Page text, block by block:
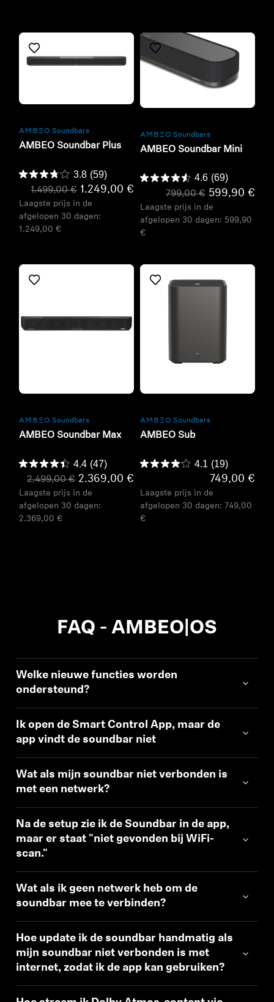
-AMBEO- Soundbars
AMBEO Soundbar Plus
3.8 (59)
1.499,00 € 1.249,00 €
Laagste prijs in de
afgelopen 30 dagen:
1.249,00 €
-AMBEO- Soundbars
AMBEO Soundbar Mini
4.6 (69)
799,00 € 599,90 €
Laagste prijs in de
afgelopen 30 dagen: 599,90
€
-AMBEO- Soundbars
AMBEO Soundbar Max
4.4 (47)
2.499,00 € 2.369,00 €
Laagste prijs in de
afgelopen 30 dagen:
2.369,00 €
-AMBEO- Soundbars
AMBEO Sub
4.1 (19)
749,00 €
Laagste prijs in de
afgelopen 30 dagen: 749,00
€
FAQ - AMBEO|OS
Welke nieuwe functies worden
ondersteund?
Ik open de Smart Control App, maar de
app vindt de soundbar niet
Wat als mijn soundbar niet verbonden is
met een netwerk?
Na de setup zie ik de Soundbar in de app,
maar er staat "niet gevonden bij WiFi-
scan."
Wat als ik geen netwerk heb om de
soundbar mee te verbinden?
Hoe update ik de soundbar handmatig als
mijn soundbar niet verbonden is met
internet, zodat ik de app kan gebruiken?